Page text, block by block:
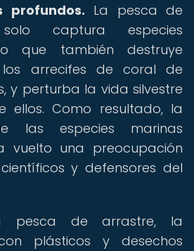
profundos. La pesca de
captura especies
que también destruye
arrecifes de coral de
y perturba la vida silvestre
ellos. Como resultado, la
las especies marinas
vuelto una preocupación
y defensores del
pesca de arrastre, la
plásticos y desechos